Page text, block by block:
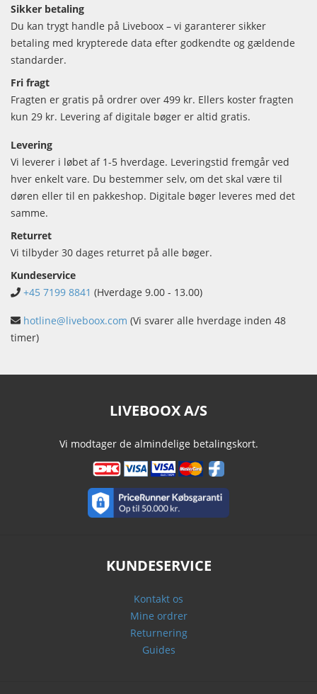
Sikker betaling
Du kan trygt handle på Liveboox – vi garanterer sikker
betaling med krypterede data efter godkendte og gældende
standarder.
Fri fragt
Fragten er gratis på ordrer over 499 kr. Ellers koster fragten
kun 29 kr. Levering af digitale bøger er altid gratis.
Levering
Vi leverer i løbet af 1-5 hverdage. Leveringstid fremgår ved
hver enkelt vare. Du bestemmer selv, om det skal være til
døren eller til en pakkeshop. Digitale bøger leveres med det
samme.
Returret
Vi tilbyder 30 dages returret på alle bøger.
Kundeservice
+45 7199 8841 (Hverdage 9.00 - 13.00)
hotline@liveboox.com (Vi svarer alle hverdage inden 48
timer)
LIVEBOOX A/S
Vi modtager de almindelige betalingskort.
KUNDESERVICE
Kontakt os
Mine ordrer
Returnering
Guides